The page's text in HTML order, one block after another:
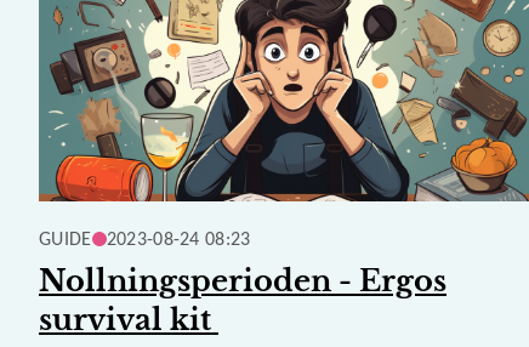
GUIDE 2023-08-24 08:23
Nollningsperioden - Ergos
survival kit